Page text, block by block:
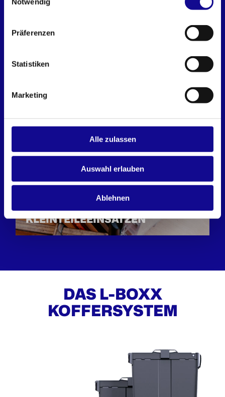
Präferenzen
Statistiken
Marketing
Alle zulassen
Auswahl erlauben
Ablehnen
BOXX SYSTEM IN DER SORTIMO
Kleinteile Organisation
SCHRAUBEN AUFBEWAHRUNG
MIT INSETBOXEN UND
KLEINTEILEEINSÄTZEN
DAS L-BOXX
KOFFERSYSTEM